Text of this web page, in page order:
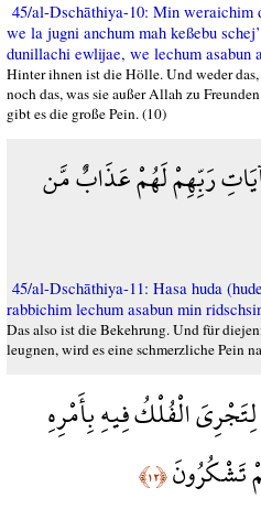
45/al-Dschāthiya-10: Min weraichim
we la jugni anchum mah keßebu
dunillachi ewlijae, we lechum asabun
Hinter ihnen ist die Hölle. Und weder
noch das, was sie außer Allah zu
gibt es die große Pein. (10)
رَبِّهِمْ لَهُمْ عَذَابٌ مَّن
45/al-Dschāthiya-11: Hasa huda
rabbichim lechum asabun min
Das also ist die Bekehrung. Und für
leugnen, wird es eine schmerzliche Pein
الْفُلْكُ فِيهِ بِأَمْرِهِ
تَشْكُرُونَ﴿١٢﴾